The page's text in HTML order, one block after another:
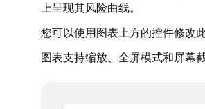
上呈现其风险曲线。
您可以使用图表上方的控件修改
图表支持缩放、全屏模式和屏幕截